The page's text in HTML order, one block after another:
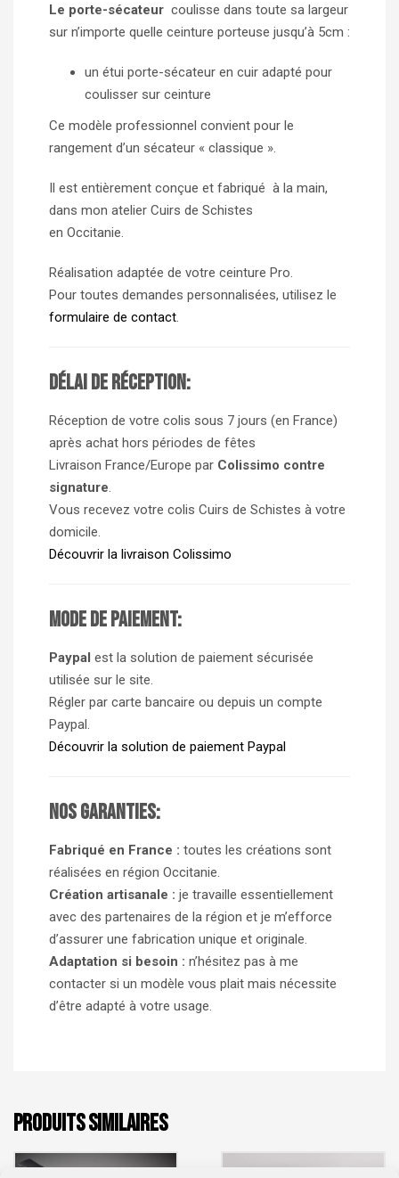
Le porte-sécateur coulisse dans toute sa largeur
sur n’importe quelle ceinture porteuse jusqu’à 5cm :
un étui porte-sécateur en cuir adapté pour
coulisser sur ceinture
Ce modèle professionnel convient pour le
rangement d’un sécateur « classique ».
Il est entièrement conçue et fabriqué à la main,
dans mon atelier Cuirs de Schistes
en Occitanie.
Réalisation adaptée de votre ceinture Pro.
Pour toutes demandes personnalisées, utilisez le
formulaire de contact.
Délai de réception:
Réception de votre colis sous 7 jours (en France)
après achat hors périodes de fêtes
Livraison France/Europe par Colissimo contre
signature.
Vous recevez votre colis Cuirs de Schistes à votre
domicile.
Découvrir la livraison Colissimo
Mode de paiement:
Paypal est la solution de paiement sécurisée
utilisée sur le site.
Régler par carte bancaire ou depuis un compte
Paypal.
Découvrir la solution de paiement Paypal
Nos garanties:
Fabriqué en France : toutes les créations sont
réalisées en région Occitanie.
Création artisanale : je travaille essentiellement
avec des partenaires de la région et je m’efforce
d’assurer une fabrication unique et originale.
Adaptation si besoin : n’hésitez pas à me
contacter si un modèle vous plait mais nécessite
d’être adapté à votre usage.
PRODUITS SIMILAIRES